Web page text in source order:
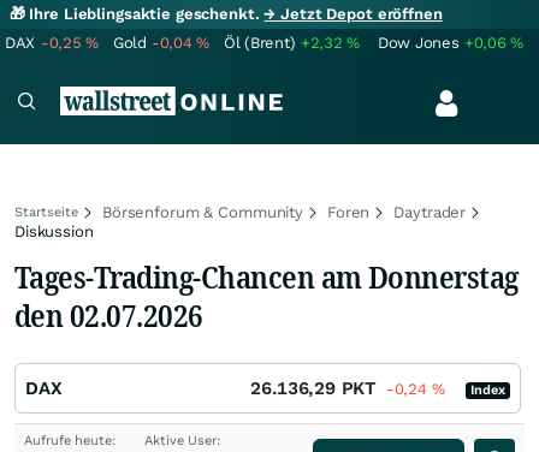
🎁 Ihre Lieblingsaktie geschenkt.→ Jetzt Depot eröffnen
DAX -0,25% Gold -0,04% Öl (Brent) +2,32% Dow Jones +0,06%
Startseite Börsenforum & Community Foren
Daytrader
Diskussion
Tages-Trading-Chancen am Donnerstag
den 02.07.2026
DAX 26.136,29 PKT -0,24 % Index
Aufrufe heute: Aktive User: